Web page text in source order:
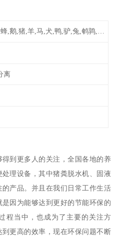
离
到更多人的关注，全国各地的养
理设备，其中猪粪脱水机、固液
产品。并且在我们日常工作生活
因为能够达到更好的节能环保的
程当中，也成为了主要的关注方
更高的效率，现在环保问题不断